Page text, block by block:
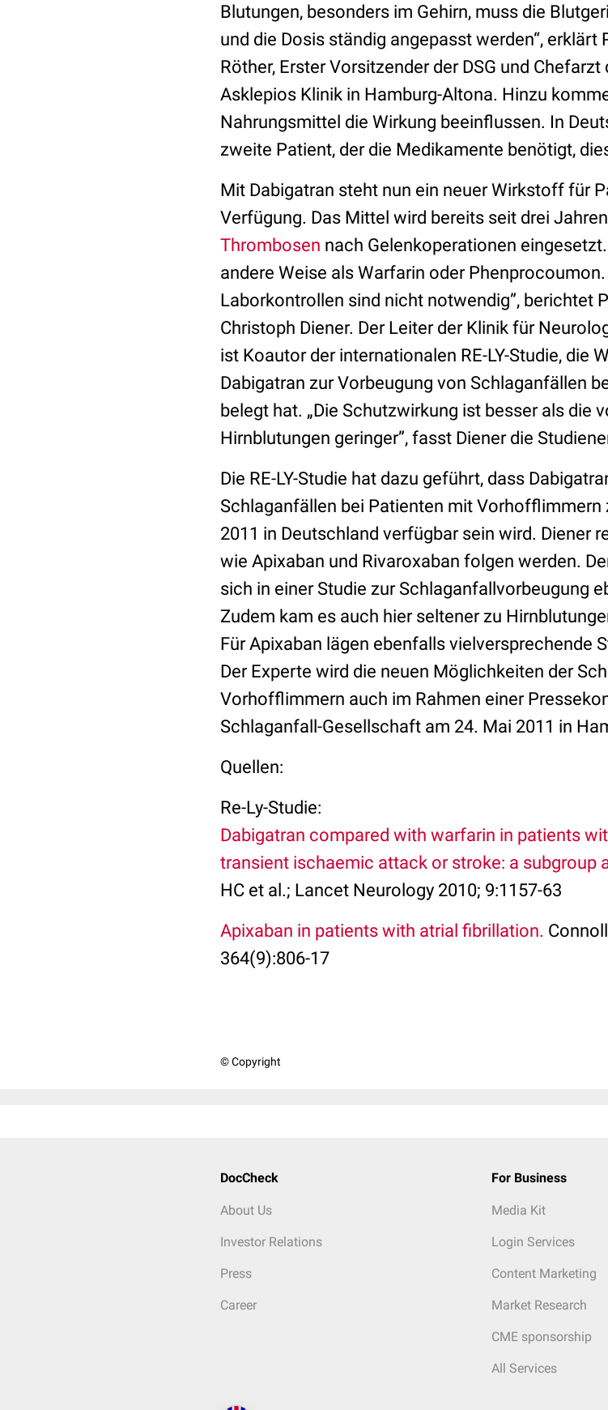
Blutungen, besonders im Gehirn, muss die
und die Dosis ständig angepasst werden“,
Röther, Erster Vorsitzender der DSG und
Asklepios Klinik in Hamburg-Altona. Hinzu
Nahrungsmittel die Wirkung beeinflussen. In
zweite Patient, der die Medikamente benötigt,
Mit Dabigatran steht nun ein neuer Wirkstoff für
Verfügung. Das Mittel wird bereits seit drei
Thrombosen nach Gelenkoperationen
andere Weise als Warfarin oder
Laborkontrollen sind nicht notwendig”, berichtet
Christoph Diener. Der Leiter der Klinik für
ist Koautor der internationalen RE-LY-Studie, die
Dabigatran zur Vorbeugung von Schlaganfällen
belegt hat. „Die Schutzwirkung ist besser als die
Hirnblutungen geringer”, fasst Diener die
Die RE-LY-Studie hat dazu geführt, dass
Schlaganfällen bei Patienten mit Vorhofflimmern
2011 in Deutschland verfügbar sein wird. Diener
wie Apixaban und Rivaroxaban folgen werden.
sich in einer Studie zur Schlaganfallvorbeugung
Zudem kam es auch hier seltener zu
Für Apixaban lägen ebenfalls vielversprechende
Der Experte wird die neuen Möglichkeiten der
Vorhofflimmern auch im Rahmen einer
Schlaganfall-Gesellschaft am 24. Mai 2011 in
Quellen:
Re-Ly-Studie:
Dabigatran compared with warfarin in patients
transient ischaemic attack or stroke: a subgroup
HC et al.; Lancet Neurology 2010; 9:1157-63
Apixaban in patients with atrial fibrillation.
364(9):806-17
© Copyright
DocCheck
About Us
Investor Relations
Press
Career
For Business
Media Kit
Login Services
Content Marketing
Market Research
CME sponsorship
All Services